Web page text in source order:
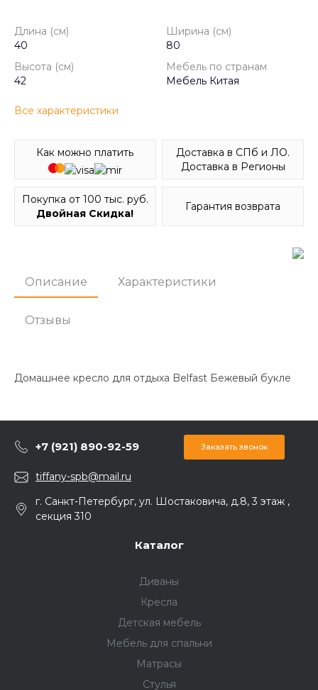
Длина (см)
40
Ширина (см)
80
Высота (см)
42
Мебель по странам
Мебель Китая
Все характеристики
Как можно платить
Доставка в СПб и ЛО.
Доставка в Регионы
Покупка от 100 тыс. руб.
Двойная Скидка!
Гарантия возврата
Описание Характеристики
Отзывы
Домашнее кресло для отдыха Belfast Бежевый букле
+7 (921) 890-92-59 Заказать звонок
tiffany-spb@mail.ru
г. Санкт-Петербург, ул. Шостаковича, д.8, 3 этаж ,
секция 310
Каталог
Диваны
Кресла
Детская мебель
Мебель для спальни
Матрасы
Стулья